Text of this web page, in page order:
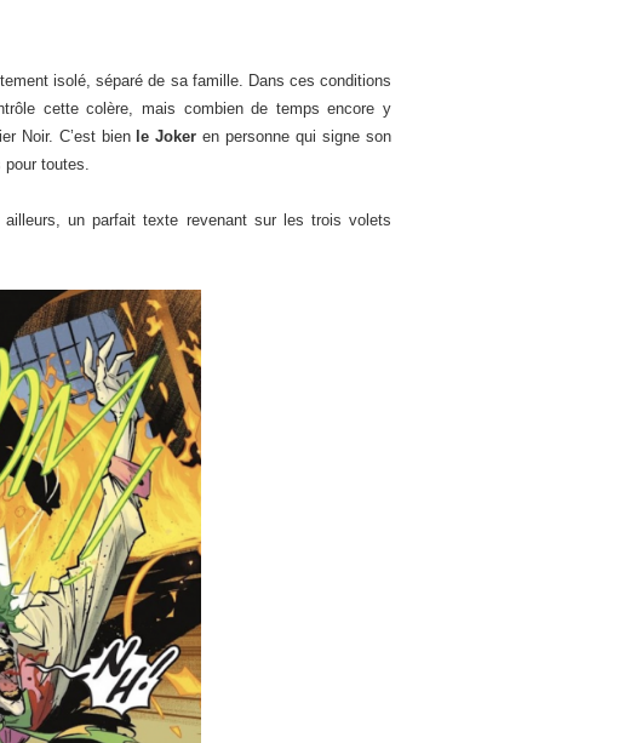
isolé, séparé de sa famille. Dans ces conditions
cette colère, mais combien de temps encore y
Noir. C’est bien le Joker en personne qui signe son
pour toutes.
ailleurs, un parfait texte revenant sur les trois volets